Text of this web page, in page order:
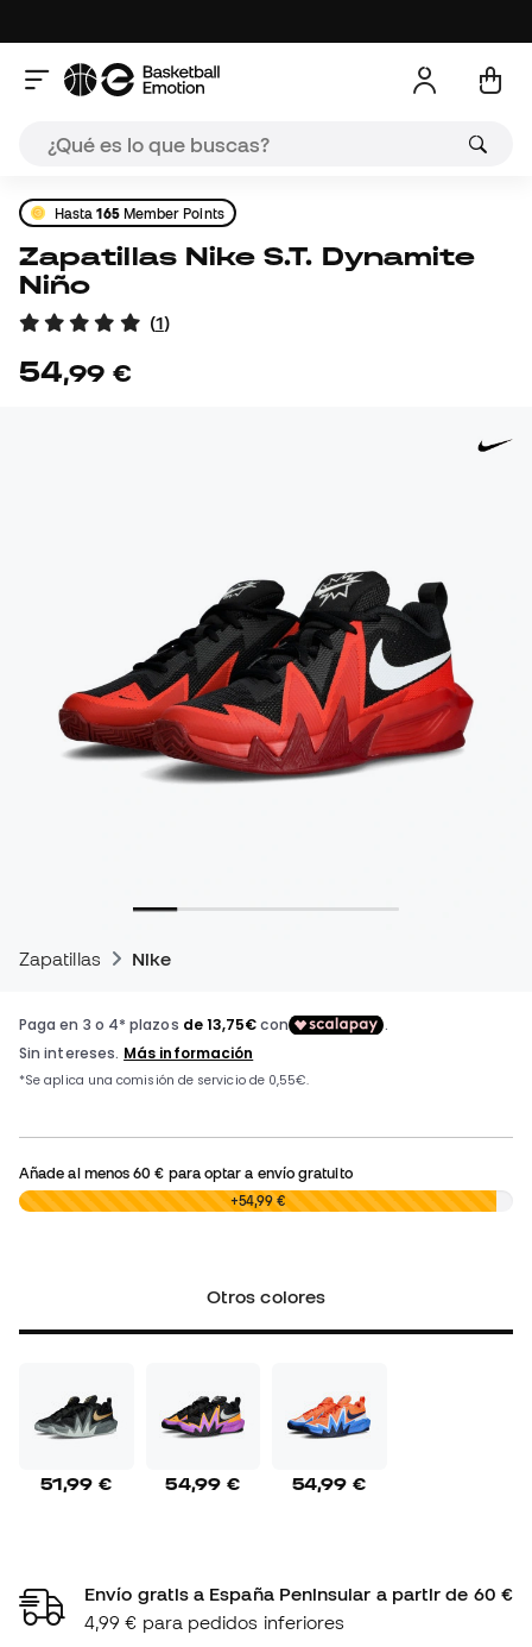
Hasta165Member Points
Zapatillas Nike S.T. Dynamite
Niño
(1)
54,99 €
Zapatillas Nike
Añade al menos60 € para optar a envío gratuito
0,00 € +54,99 €
Otros colores
51,99 € 54,99 € 54,99 €
Envío gratis a España Peninsular a partir de 60 €
4,99 € para pedidos inferiores